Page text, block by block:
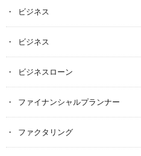
ビジネス
ビジネス
ビジネスローン
ファイナンシャルプランナー
ファクタリング